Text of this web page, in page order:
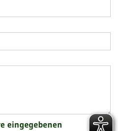
eingegebenen